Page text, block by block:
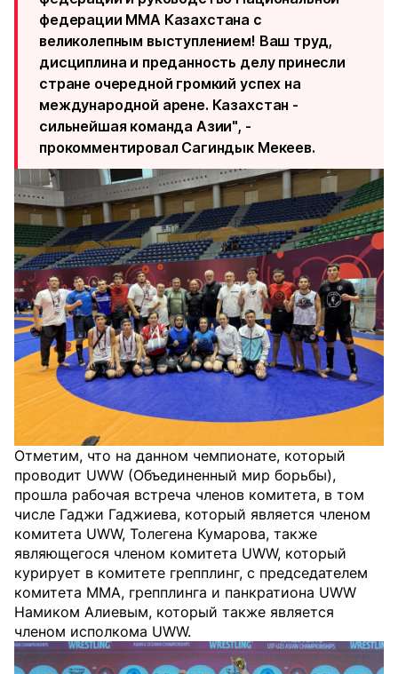
федерации ММА Казахстана с
великолепным выступлением! Ваш труд,
дисциплина и преданность делу принесли
стране очередной громкий успех на
международной арене. Казахстан -
сильнейшая команда Азии", -
прокомментировал Сагиндык Мекеев.
Отметим, что на данном чемпионате, который
проводит UWW (Объединенный мир борьбы),
прошла рабочая встреча членов комитета, в том
числе Гаджи Гаджиевa, который является членом
комитета UWW, Толегена Кумарова, также
являющегося членом комитета UWW, который
курирует в комитете грепплинг, с председателем
комитета ММА, грепплинга и панкратиона UWW
Намиком Алиевым, который также является
членом исполкома UWW.